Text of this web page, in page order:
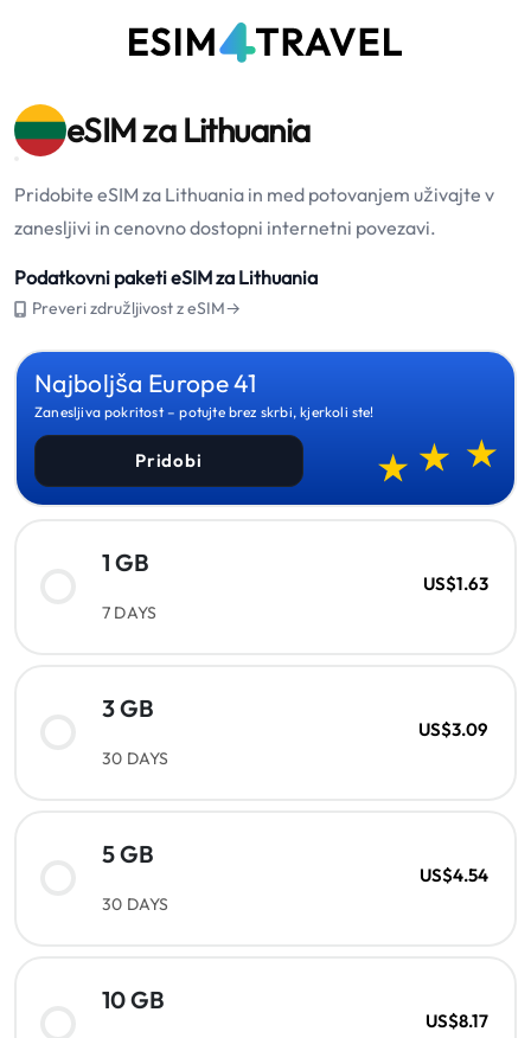
eSIM za Lithuania
Pridobite eSIM za Lithuania in med potovanjem uživajte v
zanesljivi in cenovno dostopni internetni povezavi.
Podatkovni paketi eSIM za Lithuania
Preveri združljivost z eSIM→
Najboljša Europe 41
Zanesljiva pokritost – potujte brez skrbi, kjerkoli ste!
Pridobi
1 GB
7 DAYS
US$1.63
3 GB
30 DAYS
US$3.09
5 GB
30 DAYS
US$4.54
10 GB
US$8.17